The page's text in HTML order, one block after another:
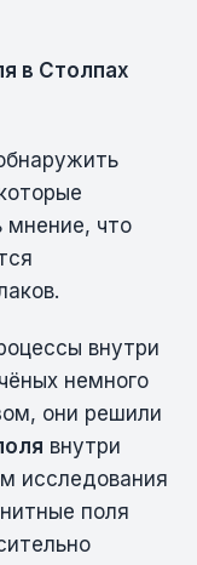
в Столпах
мнение, что
внутри
немного
они решили
внутри
исследования
поля